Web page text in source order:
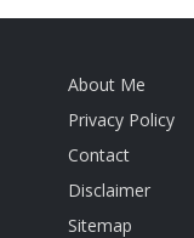
About Me
Privacy Policy
Contact
Disclaimer
Sitemap